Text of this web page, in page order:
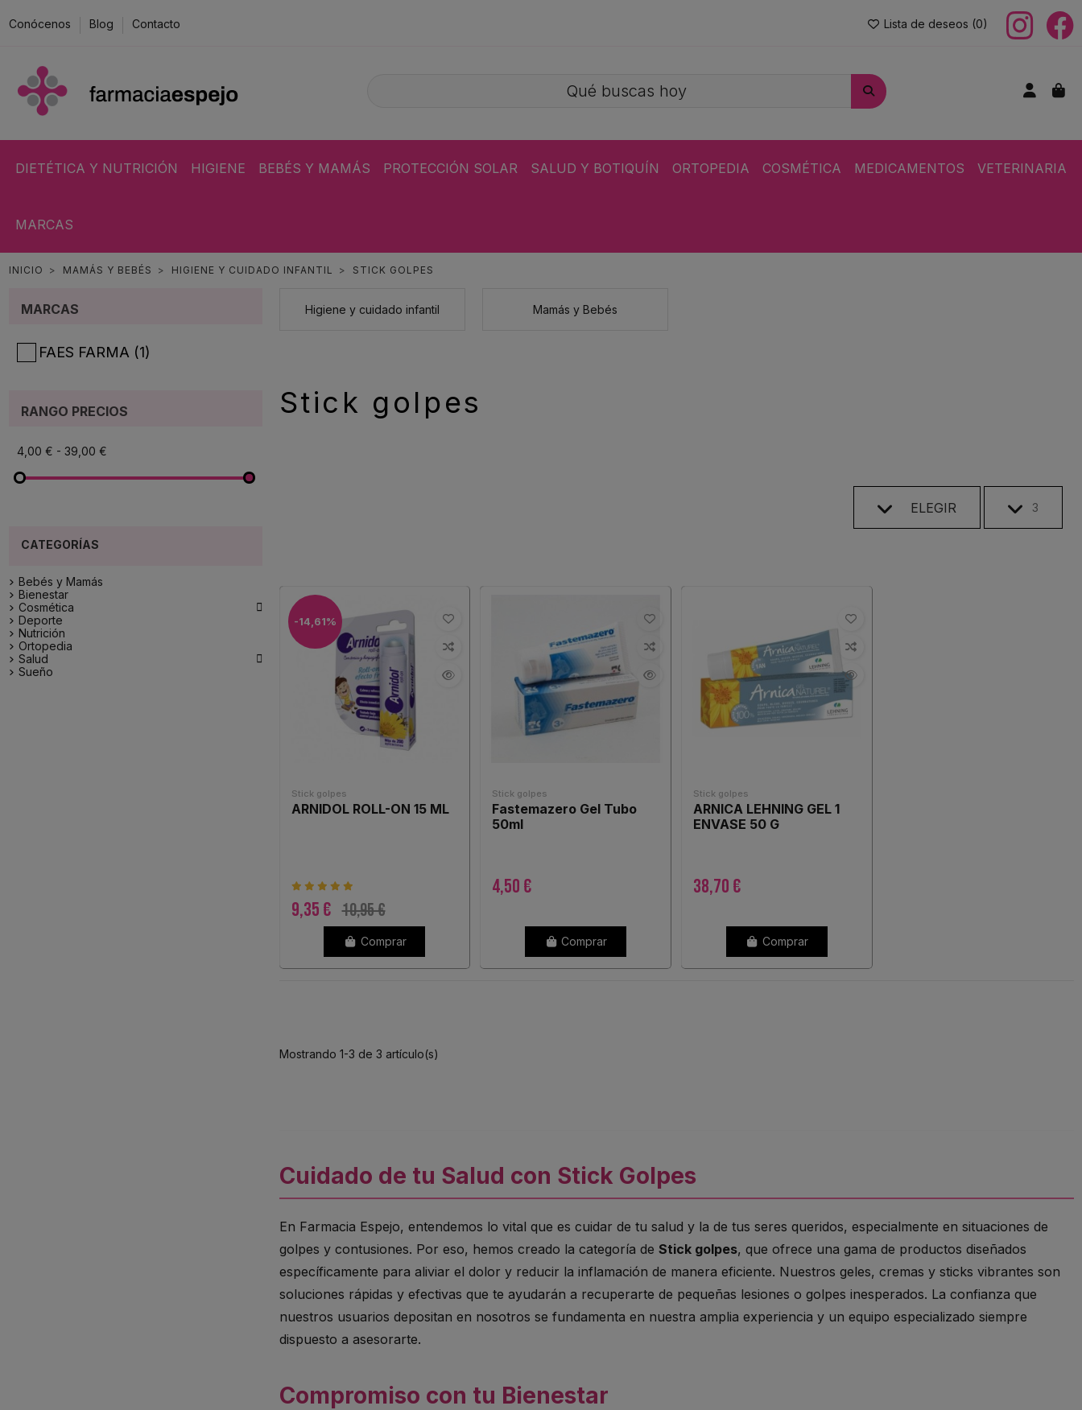
Conócenos Blog Contacto Lista de deseos (0)
DIETÉTICA Y NUTRICIÓN HIGIENE BEBÉS Y MAMÁS PROTECCIÓN SOLAR SALUD Y BOTIQUÍN ORTOPEDIA COSMÉTICA MEDICAMENTOS VETERINARIA
MARCAS
INICIO MAMÁS Y BEBÉS HIGIENE Y CUIDADO INFANTIL STICK GOLPES
Higiene y cuidado infantil Mamás y Bebés
Stick golpes
ELEGIR 3
-14,61%
Stick golpes
ARNIDOL ROLL-ON 15 ML
9,35 € 10,95 €
Comprar
Stick golpes
Fastemazero Gel Tubo
50ml
4,50 €
Comprar
Stick golpes
ARNICA LEHNING GEL 1
ENVASE 50 G
38,70 €
Comprar
Mostrando 1-3 de 3 artículo(s)
Cuidado de tu Salud con Stick Golpes
En Farmacia Espejo, entendemos lo vital que es cuidar de tu salud y la de tus seres queridos, especialmente en situaciones de
golpes y contusiones. Por eso, hemos creado la categoría de Stick golpes, que ofrece una gama de productos diseñados
específicamente para aliviar el dolor y reducir la inflamación de manera eficiente. Nuestros geles, cremas y sticks vibrantes son
soluciones rápidas y efectivas que te ayudarán a recuperarte de pequeñas lesiones o golpes inesperados. La confianza que
nuestros usuarios depositan en nosotros se fundamenta en nuestra amplia experiencia y un equipo especializado siempre
dispuesto a asesorarte.
Compromiso con tu Bienestar
MARCAS
FAES FARMA (1)
RANGO PRECIOS
4,00 € - 39,00 €
Bebés y Mamás
Bienestar
Cosmética

Deporte
Nutrición
Ortopedia
Salud

Sueño